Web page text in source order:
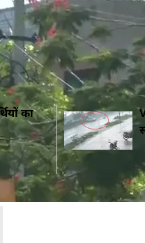
रूप से बनाया गया था.
धर्मशाला समेत चार अन्य
का